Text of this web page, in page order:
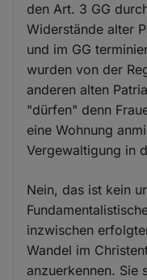
den Art. 3 GG
Widerstände alter
und im GG
wurden von der
anderen alten
"dürfen" denn
eine Wohnung
Vergewaltigung in
Nein, das ist kein
inzwischen
Wandel im
anzuerkennen. Sie